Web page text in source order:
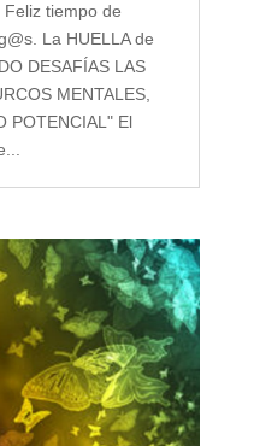
tiempo de
La HUELLA de
DESAFÍAS LAS
MENTALES,
POTENCIAL" El